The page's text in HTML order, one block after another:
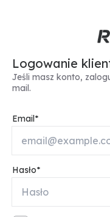
Logowanie
Jeśli masz konto,
mail.
Email
Hasło